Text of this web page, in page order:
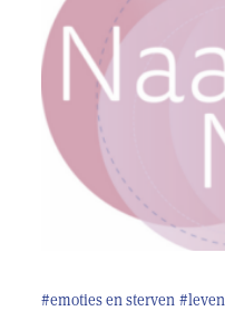
#emoties en sterven